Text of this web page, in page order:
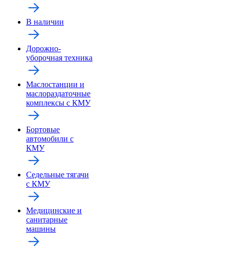
В наличии
Дорожно-
уборочная техника
Маслостанции и
маслораздаточные
комплексы с КМУ
Бортовые
автомобили с
КМУ
Седельные тягачи
с КМУ
Медицинские и
санитарные
машины